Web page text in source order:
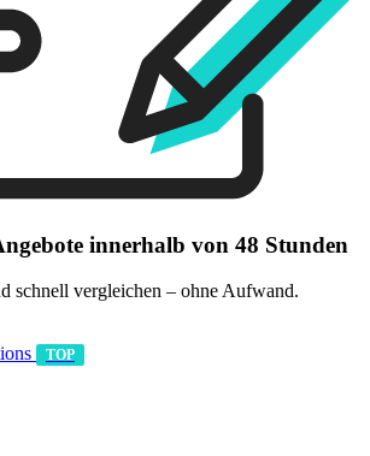
innerhalb von 48 Stunden
schnell vergleichen – ohne Aufwand.
TOP